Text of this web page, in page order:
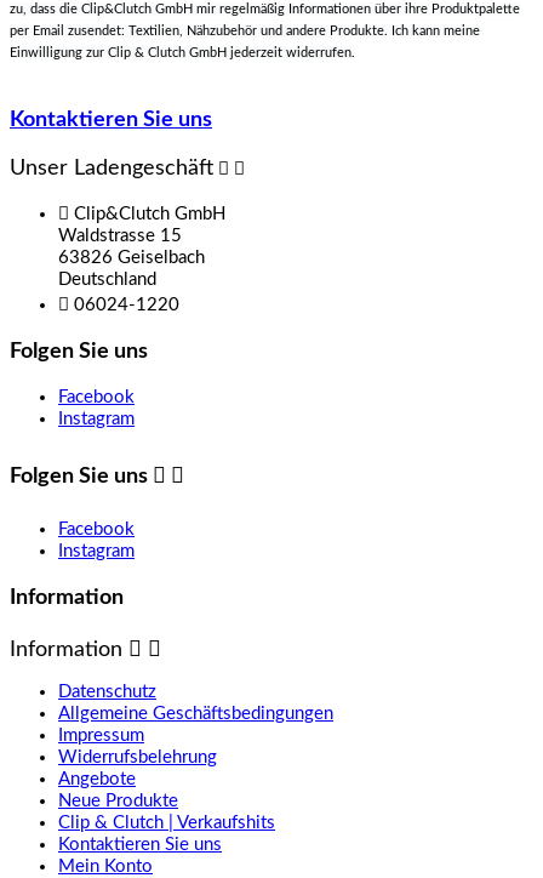
zu, dass die Clip&Clutch GmbH mir regelmäßig Informationen über ihre Produktpalette
per Email zusendet: Textilien, Nähzubehör und andere Produkte. Ich kann meine
Einwilligung zur Clip & Clutch GmbH jederzeit widerrufen.
Kontaktieren Sie uns
Unser Ladengeschäft
Clip&Clutch GmbH
Waldstrasse 15
63826 Geiselbach
Deutschland
06024-1220
Folgen Sie uns
Facebook
Instagram
Folgen Sie uns  
Facebook
Instagram
Information
Information  
Datenschutz
Allgemeine Geschäftsbedingungen
Impressum
Widerrufsbelehrung
Angebote
Neue Produkte
Clip & Clutch | Verkaufshits
Kontaktieren Sie uns
Mein Konto